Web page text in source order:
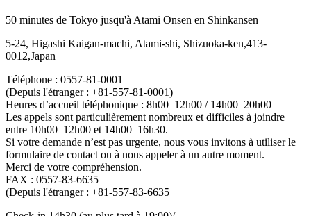
50 minutes de Tokyo jusqu'à Atami Onsen en Shinkansen
5-24, Higashi Kaigan-machi, Atami-shi, Shizuoka-ken,413-
0012,Japan
Téléphone : 0557-81-0001
(Depuis l'étranger : +81-557-81-0001)
Heures d’accueil téléphonique : 8h00–12h00 / 14h00–20h00
Les appels sont particulièrement nombreux et difficiles à joindre
entre 10h00–12h00 et 14h00–16h30.
Si votre demande n’est pas urgente, nous vous invitons à utiliser le
formulaire de contact ou à nous appeler à un autre moment.
Merci de votre compréhension.
FAX : 0557-83-6635
(Depuis l'étranger : +81-557-83-6635